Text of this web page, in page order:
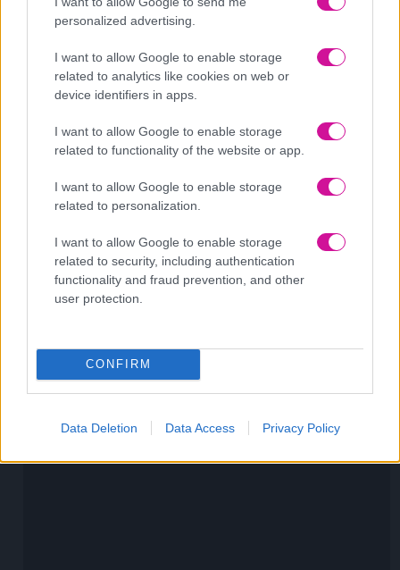
personalized advertising.
I want to allow Google to enable storage
related to analytics like cookies on web or
device identifiers in apps.
I want to allow Google to enable storage
related to functionality of the website or app.
I want to allow Google to enable storage
related to personalization.
I want to allow Google to enable storage
related to security, including authentication
functionality and fraud prevention, and other
user protection.
CONFIRM
Data Deletion Data Access Privacy Policy
Τυρί φέτα
Βράζουμε τα ζυμαρικά σύμφωνα με τις οδηγίες της
συσκευασίας. Σουρώνουμε και τα ρίχνουμε σε ένα γυάλινο
άκρη.
ζυμαρικά. Κόβουμε σε μικρά κυβάκια το σαλάμι αέρος και το
ρίχνουμε μέσα στα ζυμαρικά μαζί με το καλαμπόκι.
μπολ μαζί με τα φύλλα από baby σπανάκι.
Σε έναν πολυκόφτη προσθέτουμε το ελαιόλαδο, το ξίδι
βαλσάμικο, το μέλι, την μουστάρδα, το αλάτι, το σκόρδο, το
προσθέτουμε στο μπολ με τα υπόλοιπα υλικά και
ανακατεύουμε πολύ καλά το μείγμα.
Στολίζουμε με αποξηραμένα σύκα και τυρί φέτα.